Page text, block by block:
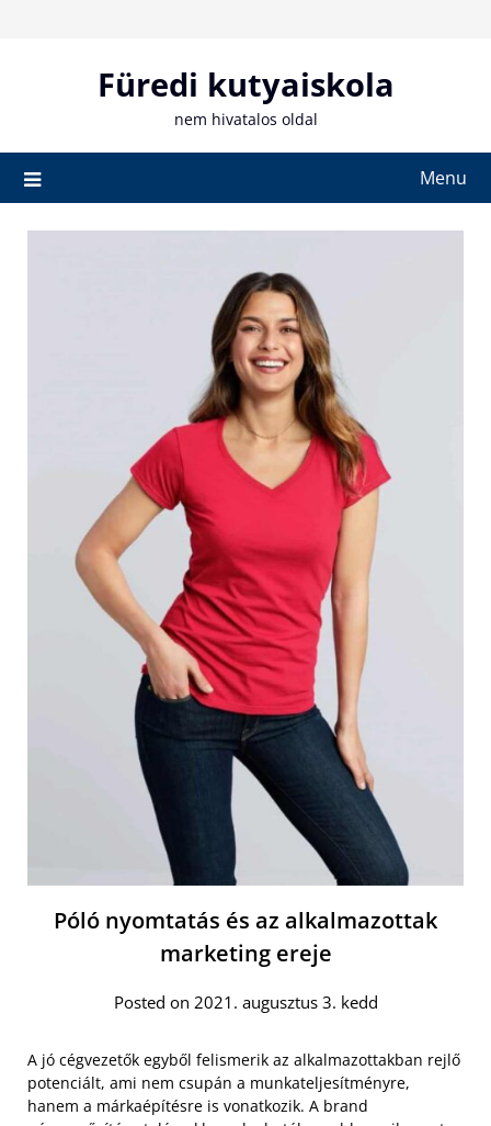
Füredi kutyaiskola
nem hivatalos oldal
Menu
Póló nyomtatás és az alkalmazottak
marketing ereje
Posted on 2021. augusztus 3. kedd
A jó cégvezetők egyből felismerik az alkalmazottakban rejlő
potenciált, ami nem csupán a munkateljesítményre,
hanem a márkaépítésre is vonatkozik. A brand